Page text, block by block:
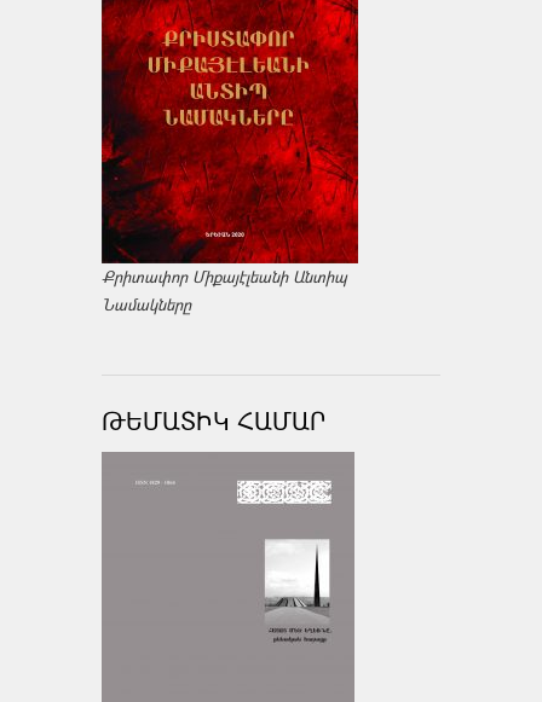
Քրիտափոր Միքայէլեանի Անտիպ
Նամակները
ԹԵՄԱՏԻԿ ՀԱՄԱՐ